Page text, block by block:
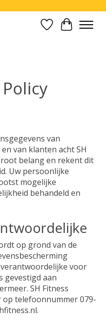
Verlanglijst
van
van klanten acht SH
belang en rekent dit
Uw persoonlijke
mogelijke
behandeld en
op grond van de
voor
gevestigd aan
SH Fitness
op telefoonnummer 079-
.